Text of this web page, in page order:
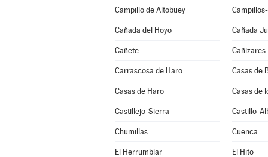
Campillo de Altobuey
Cañada del Hoyo Cañada
Cañete Cañizares
Carrascosa de Haro Casas de
Casas de Haro Casas de
Castillejo-Sierra Castillo-
Chumillas Cuenca
El Herrumblar El Hito